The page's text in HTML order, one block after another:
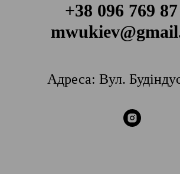
+38 096 769
Адреса: Вул.